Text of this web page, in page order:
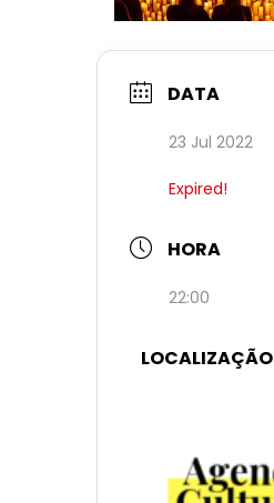
DATA
23 Jul 2022
Expired!
HORA
22:00
LOCALIZAÇÃO